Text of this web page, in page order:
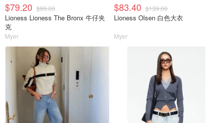
$79.20 $99.00
Lioness Lioness The Bronx 牛仔夹
克
Myer
$83.40 $139.00
Lioness Olsen 白色大衣
Myer